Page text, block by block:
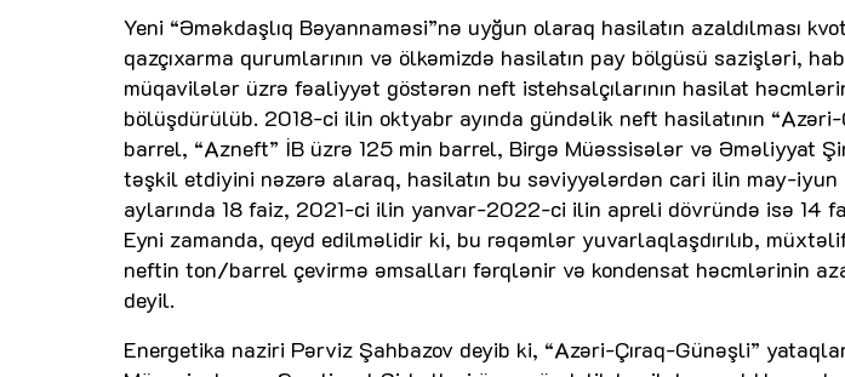
Yeni “Əməkdaşlıq Bəyannaməsi”nə uyğun olaraq hasilatın azaldılması
qazçıxarma qurumlarının və ölkəmizdə hasilatın pay bölgüsü sazişləri,
müqavilələr üzrə fəaliyyət göstərən neft istehsalçılarının hasilat
bölüşdürülüb. 2018-ci ilin oktyabr ayında gündəlik neft hasilatının
barrel, “Azneft” İB üzrə 125 min barrel, Birgə Müəssisələr və Əməliyyat
təşkil etdiyini nəzərə alaraq, hasilatın bu səviyyələrdən cari ilin may-
aylarında 18 faiz, 2021-ci ilin yanvar-2022-ci ilin apreli dövründə isə 14
Eyni zamanda, qeyd edilməlidir ki, bu rəqəmlər yuvarlaqlaşdırılıb,
neftin ton/barrel çevirmə əmsalları fərqlənir və kondensat həcmlərinin
deyil.
Energetika naziri Pərviz Şahbazov deyib ki, “Azəri-Çıraq-Günəşli”